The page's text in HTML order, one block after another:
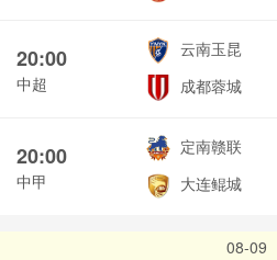
20:00
中超
云南玉昆
成都蓉城
20:00
中甲
定南赣联
大连鲲城
08-09